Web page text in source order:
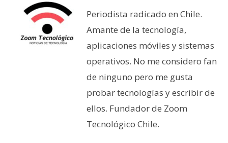
Periodista radicado en Chile.
Amante de la tecnología,
aplicaciones móviles y sistemas
operativos. No me considero fan
de ninguno pero me gusta
probar tecnologías y escribir de
ellos. Fundador de Zoom
Tecnológico Chile.